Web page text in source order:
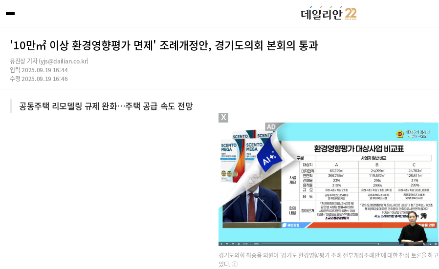
'10만㎡ 이상 환경영향평가 면제' 조례개정안, 경기도의회 본회의 통과
유진상 기자 (yjs@dailian.co.kr)
입력 2025.09.19 16:44
수정 2025.09.19 16:46
공동주택 리모델링 규제 완화…주택 공급 속도 전망
경기도의회 최승용 의원이 '경기도 환경영향평가 조례 전부개정조례안'에 대한 찬성 토론을 하고
있다. ⓒ
X